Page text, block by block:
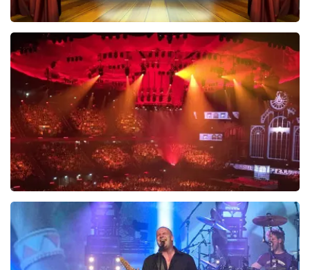
40 45 De Musical
489laatste 30 minuten
BESTEL NU
Vrienden Van Amstel Live
438laatste 30 minuten
BESTEL NU